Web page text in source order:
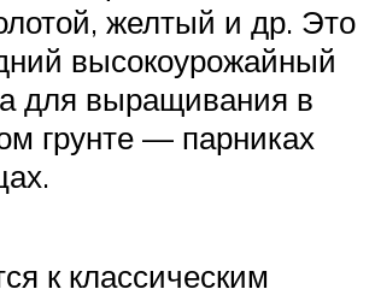
желтый и др. Это
высокоурожайный
для выращивания в
грунте — парниках
к классическим